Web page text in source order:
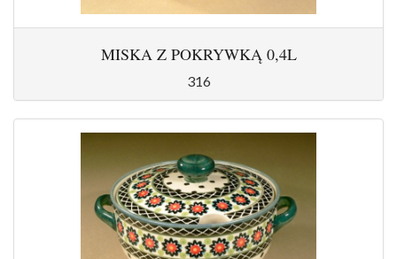
MISKA Z POKRYWKĄ 0,4L
316